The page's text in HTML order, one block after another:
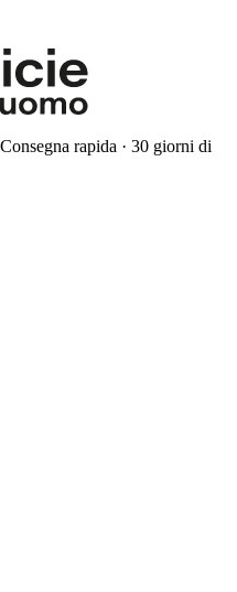
rapida · 30 giorni di